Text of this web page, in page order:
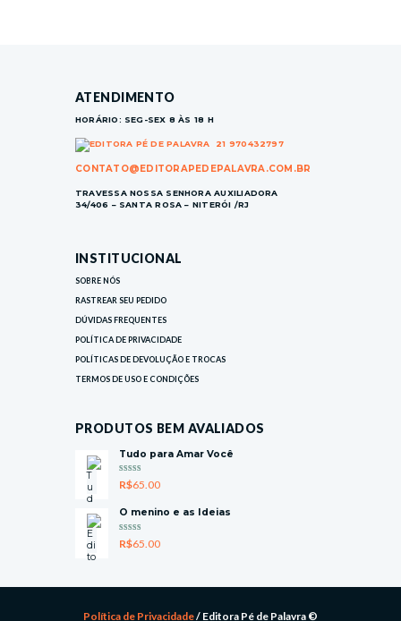
ATENDIMENTO
HORÁRIO: SEG-SEX 8 ÀS 18 H
21 970432797
CONTATO@EDITORAPEDEPALAVRA.COM.BR
TRAVESSA NOSSA SENHORA AUXILIADORA
34/406 – SANTA ROSA – NITERÓI /RJ
INSTITUCIONAL
SOBRE NÓS
RASTREAR SEU PEDIDO
DÚVIDAS FREQUENTES
POLÍTICA DE PRIVACIDADE
POLÍTICAS DE DEVOLUÇÃO E TROCAS
TERMOS DE USO E CONDIÇÕES
PRODUTOS BEM AVALIADOS
Tudo para Amar Você
AVALIAÇ
ÃO5.00
DE 5
R$65.00
O menino e as Ideias
AVALIAÇ
ÃO5.00
DE 5
R$65.00
Política de Privacidade/ Editora Pé de Palavra ©